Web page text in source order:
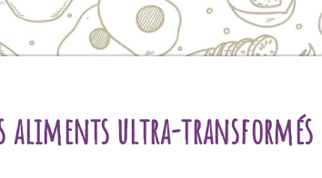
aliments ultra-transformés